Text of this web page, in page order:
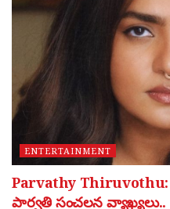
ENTERTAINMENT
Parvathy
పార్వతి సంచలన వ్యాఖ్యలు..